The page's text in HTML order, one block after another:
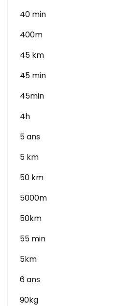
40 min
400m
45 km
45 min
45min
4h
5 ans
5 km
50 km
5000m
50km
55 min
5km
6 ans
90kg